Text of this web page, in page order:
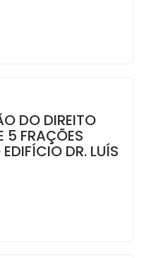
DO DIREITO
5 FRAÇÕES
DR. LUÍS